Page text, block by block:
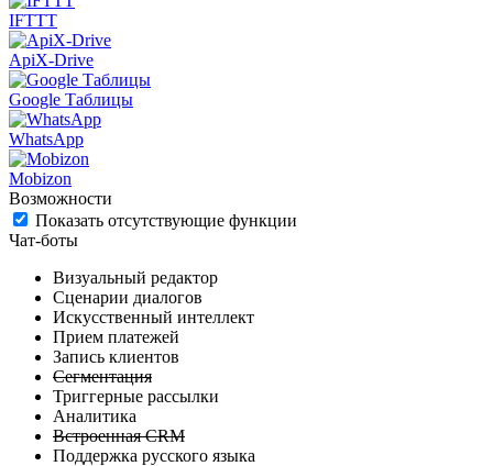
IFTTT
ApiX-Drive
Google Таблицы
WhatsApp
Mobizon
Возможности
Показать отсутствующие функции
Чат-боты
Визуальный редактор
Сценарии диалогов
Искусственный интеллект
Прием платежей
Запись клиентов
Сегментация
Триггерные рассылки
Аналитика
Встроенная CRM
Поддержка русского языка